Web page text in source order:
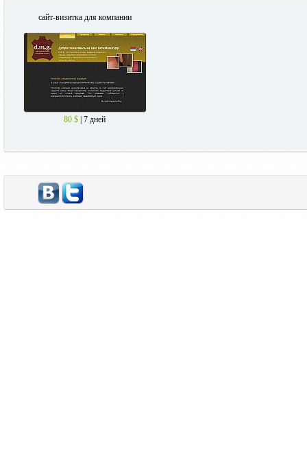
сайт-визитка для компании
80 $ | 7 дней